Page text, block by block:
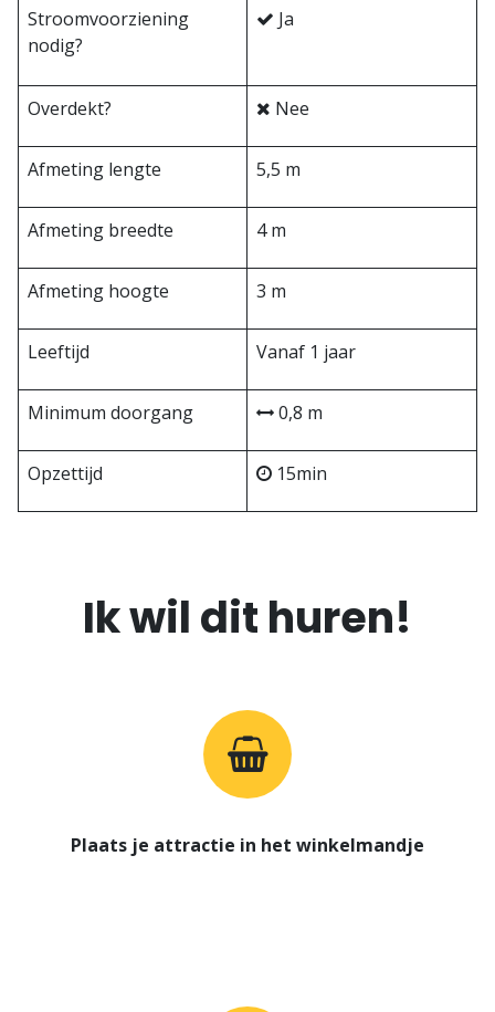
Stroomvoorziening
nodig?
Ja
Overdekt? Nee
Afmeting lengte 5,5 m
Afmeting breedte 4 m
Afmeting hoogte 3 m
Leeftijd Vanaf 1 jaar
Minimum doorgang 0,8 m
Opzettijd 15min
Ik wil dit huren!
Plaats je attractie in het winkelmandje